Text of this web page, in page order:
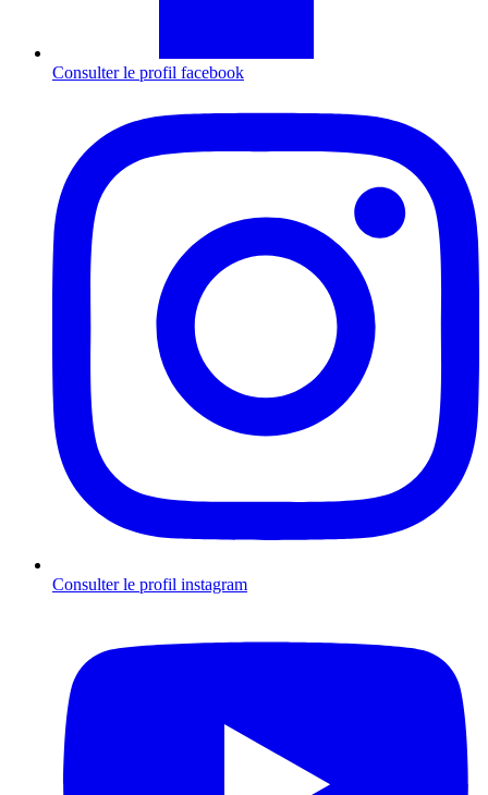
Consulter le profil facebook
Consulter le profil instagram